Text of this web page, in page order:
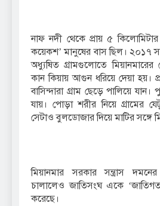
নাফ নদী থেকে প্রায় ৫ কিলোমিটার
কয়েকশ’ মানুষের বাস ছিল। ২০১৭
অধ্যুষিত গ্রামগুলোতে
কান কিয়ায় আগুন ধরিয়ে দেয়া হয়।
বাসিন্দারা গ্রাম ছেড়ে পালিয়ে
যায়। পোড়া শরীর নিয়ে গ্রামের
সেটাও বুলডোজার দিয়ে মাটির সঙ্গে
মিয়ানমার সরকার সন্ত্রাস
চালালেও জাতিসংঘ একে
করেছে।